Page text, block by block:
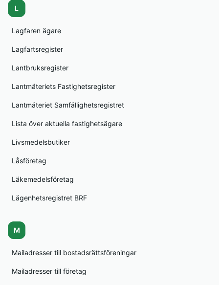
L
Lagfaren ägare
Lagfartsregister
Lantbruksregister
Lantmäteriets Fastighetsregister
Lantmäteriet Samfällighetsregistret
Lista över aktuella fastighetsägare
Livsmedelsbutiker
Låsföretag
Läkemedelsföretag
Lägenhetsregistret BRF
M
Mailadresser till bostadsrättsföreningar
Mailadresser till företag